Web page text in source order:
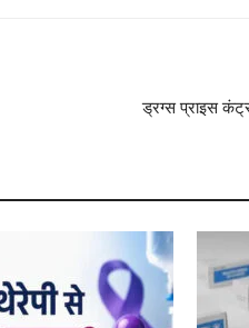
ड्रग्स प्राइस